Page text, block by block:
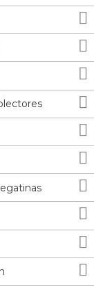









